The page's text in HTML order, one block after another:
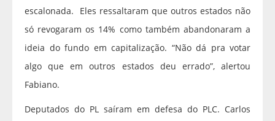
escalonada. Eles ressaltaram que outros estados não
só revogaram os 14% como também abandonaram a
ideia do fundo em capitalização. “Não dá pra votar
algo que em outros estados deu errado”, alertou
Fabiano.
Deputados do PL saíram em defesa do PLC. Carlos